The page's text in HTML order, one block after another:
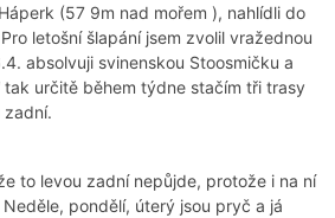
(57 9m nad mořem ), nahlídli do
letošní šlapání jsem zvolil vražednou
absolvuji svinenskou Stoosmičku a
tak určitě během týdne stačím tři trasy
to levou zadní nepůjde, protože i na ní
pondělí, úterý jsou pryč a já